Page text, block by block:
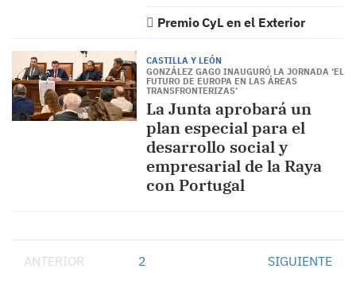
Premio CyL en el Exterior
CASTILLA Y LEÓN
GONZÁLEZ GAGO INAUGURÓ LA JORNADA ‘EL
FUTURO DE EUROPA EN LAS ÁREAS
TRANSFRONTERIZAS’
La Junta aprobará un
plan especial para el
desarrollo social y
empresarial de la Raya
con Portugal
ANTERIOR 2 SIGUIENTE